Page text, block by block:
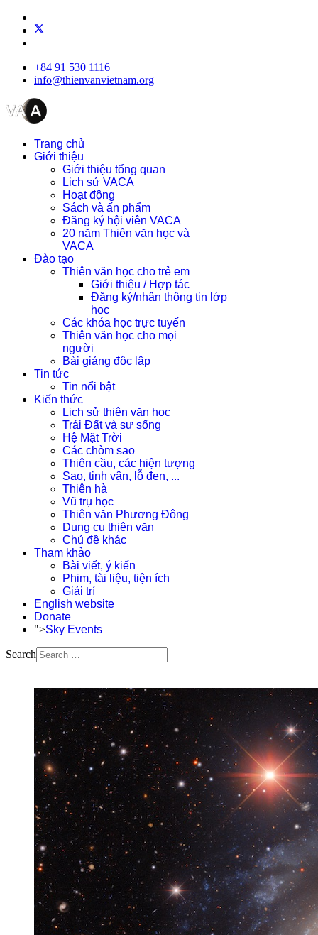
+84 91 530 1116
info@thienvanvietnam.org
Trang chủ
Giới thiệu
Giới thiệu tổng quan
Lịch sử VACA
Hoạt động
Sách và ấn phẩm
Đăng ký hội viên VACA
20 năm Thiên văn học và
VACA
Đào tạo
Thiên văn học cho trẻ em
Giới thiệu / Hợp tác
Đăng ký/nhận thông tin lớp
học
Các khóa học trực tuyến
Thiên văn học cho mọi
người
Bài giảng độc lập
Tin tức
Tin nổi bật
Kiến thức
Lịch sử thiên văn học
Trái Đất và sự sống
Hệ Mặt Trời
Các chòm sao
Thiên cầu, các hiện tượng
Sao, tinh vân, lỗ đen, ...
Thiên hà
Vũ trụ học
Thiên văn Phương Đông
Dụng cụ thiên văn
Chủ đề khác
Tham khảo
Bài viết, ý kiến
Phim, tài liệu, tiện ích
Giải trí
English website
Donate
">Sky Events
Search